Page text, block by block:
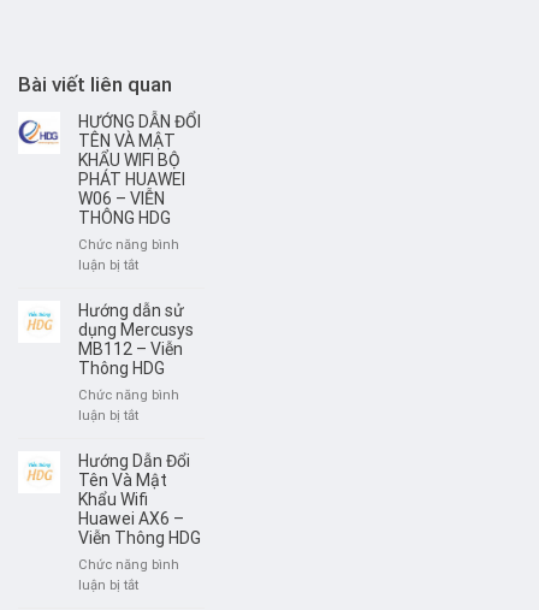
Bài viết liên quan
HƯỚNG DẪN ĐỔI
TÊN VÀ MẬT
KHẨU WIFI BỘ
PHÁT HUAWEI
W06 – VIỄN
THÔNG HDG
Chức năng bình
luận bị tắtở
DẪN
ĐỔI
TÊN
VÀ
MẬT
PHÁT
HUAWEI
W06
–
VIỄN
THÔNG
HDG
Hướng dẫn sử
dụng Mercusys
MB112 – Viễn
Thông HDG
Chức năng bình
luận bị tắtở
dẫn
sử
dụng
Mercusys
MB112
Hướng Dẫn Đổi
Tên Và Mật
Khẩu Wifi
Huawei AX6 –
Viễn Thông HDG
Chức năng bình
luận bị tắtở